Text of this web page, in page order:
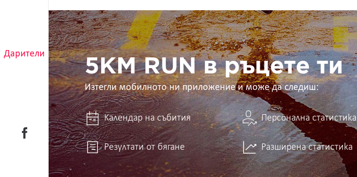
Дарители
5KM
RUN
в
ръцете
ти
5KM RUN в ръцете ти
Изтегли мобилното ни приложение и може да следиш:
Календар на събития Персонална статистика
Резултати от бягане Разширена статистика